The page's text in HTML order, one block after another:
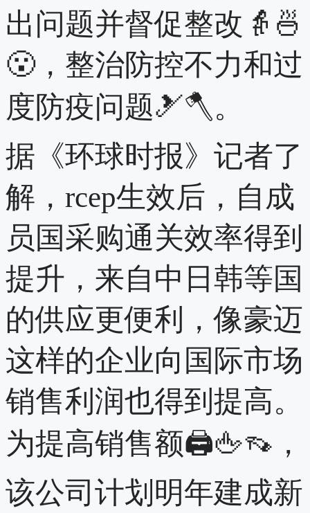
出问题并督促整改👵🍜
😮，整治防控不力和过
度防疫问题🎿🪓。
据《环球时报》记者了
解，rcep生效后，自成
员国采购通关效率得到
提升，来自中日韩等国
的供应更便利，像豪迈
这样的企业向国际市场
销售利润也得到提高。
为提高销售额🖨🖕👡，
该公司计划明年建成新